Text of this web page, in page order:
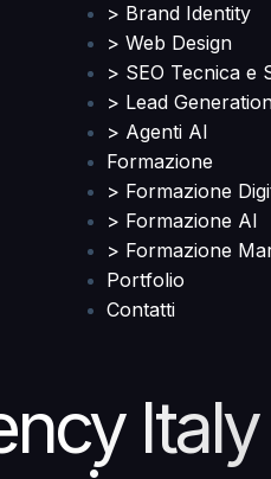
> Brand Identity
> Web Design
> SEO Tecnica e
> Lead
> Agenti AI
Formazione
> Formazione
> Formazione AI
> Formazione
Portfolio
Contatti